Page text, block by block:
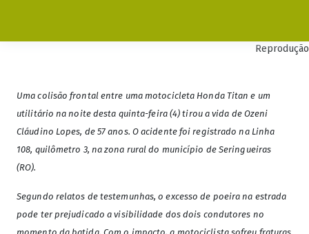
Reprodução
Uma colisão frontal entre uma motocicleta Honda Titan e um
utilitário na noite desta quinta-feira (4) tirou a vida de Ozeni
Cláudino Lopes, de 57 anos. O acidente foi registrado na Linha
108, quilômetro 3, na zona rural do município de Seringueiras
(RO).
Segundo relatos de testemunhas, o excesso de poeira na estrada
pode ter prejudicado a visibilidade dos dois condutores no